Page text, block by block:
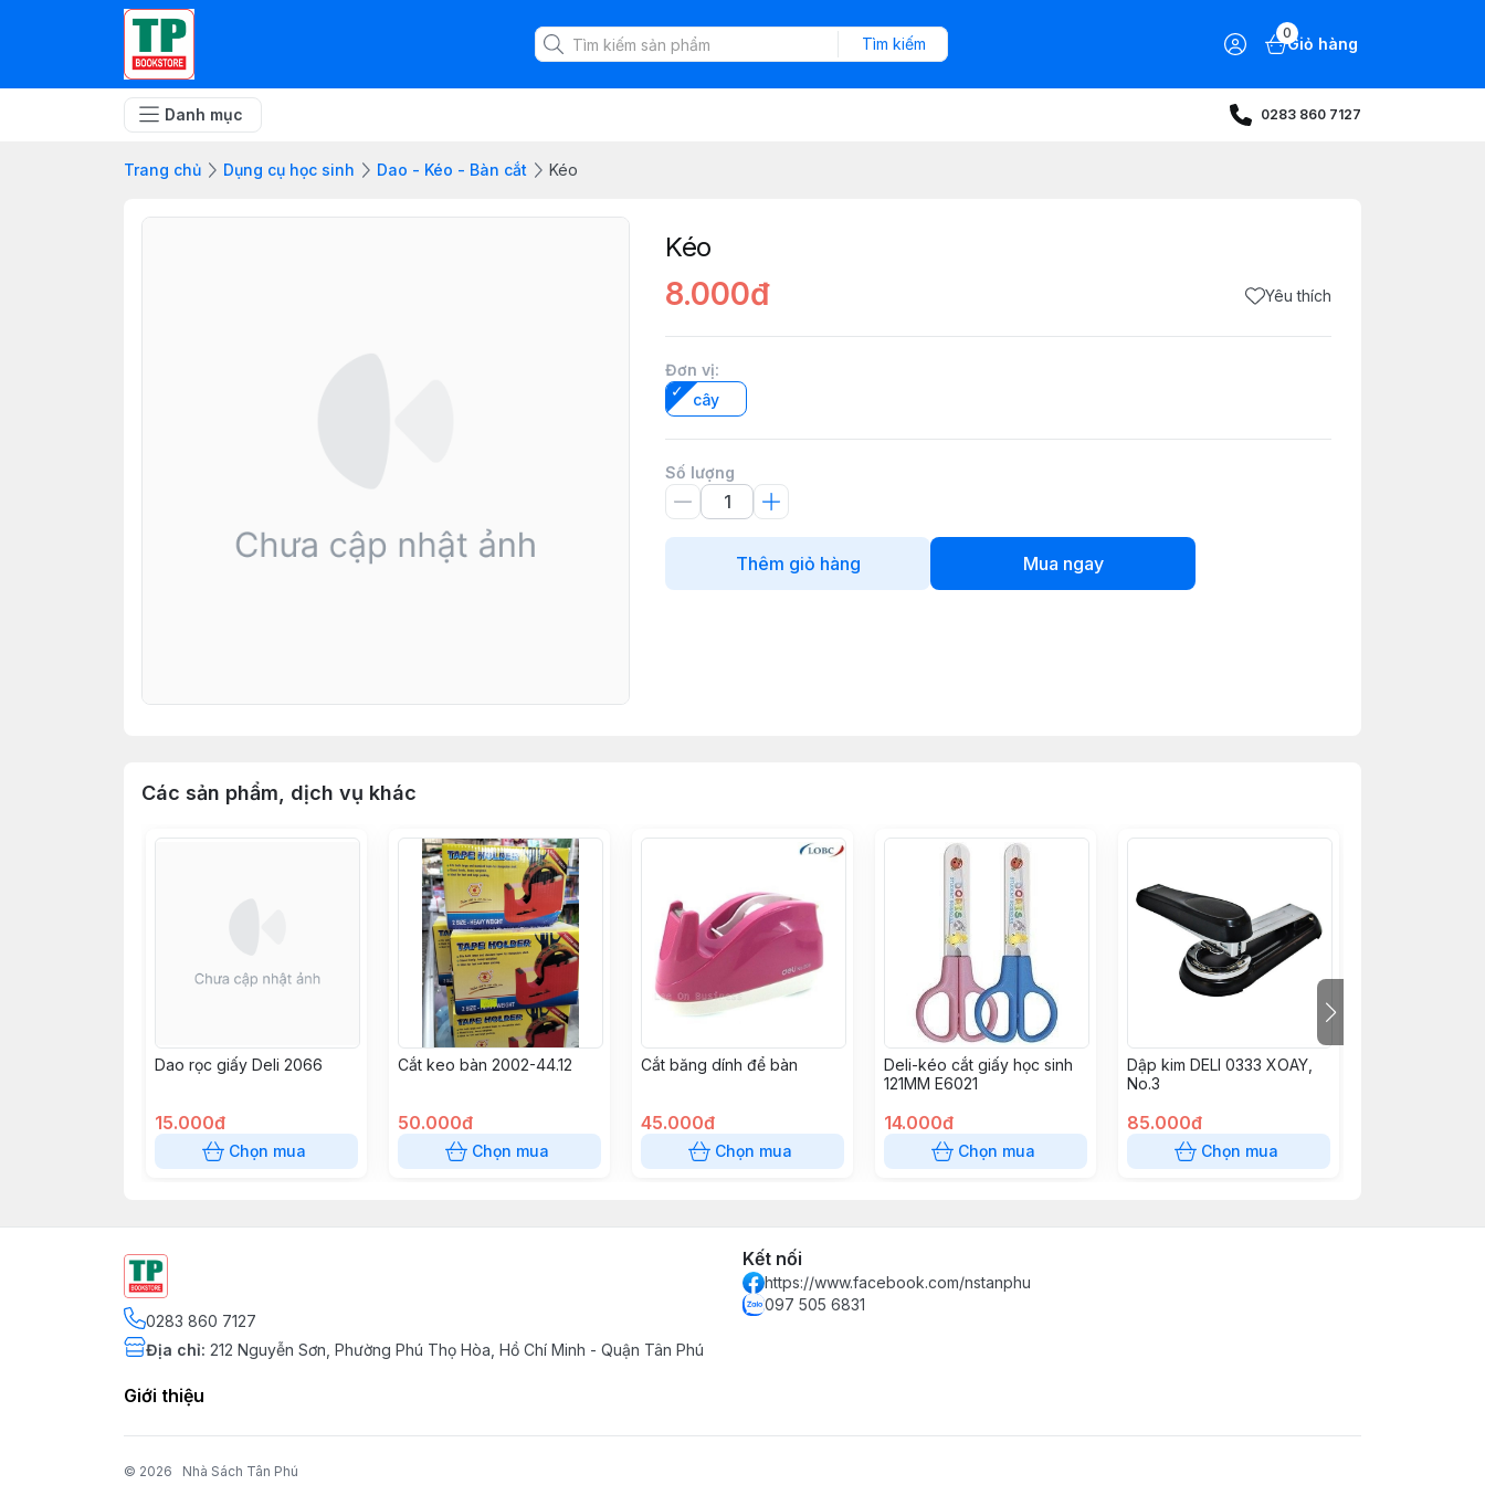
Tìm kiếm
0
Giỏ hàng
Danh mục 0283 860 7127
Trang chủ Dụng cụ học sinh Dao - Kéo - Bàn cắt Kéo
Kéo
8.000đ Yêu thích
Đơn vị:
cây
Số lượng
Thêm giỏ hàng Mua ngay
Các sản phẩm, dịch vụ khác
Dao rọc giấy Deli 2066
15.000đ
Chọn mua
Cắt keo bàn 2002-44.12
50.000đ
Chọn mua
Cắt băng dính để bàn
45.000đ
Chọn mua
Deli-kéo cắt giấy học sinh
121MM E6021
14.000đ
Chọn mua
Dập kim DELI 0333 XOAY,
No.3
85.000đ
Chọn mua
0283 860 7127
Địa chỉ: 212 Nguyễn Sơn, Phường Phú Thọ Hòa, Hồ Chí Minh - Quận Tân Phú
Kết nối
https://www.facebook.com/nstanphu
097 505 6831
Giới thiệu
© 2026 Nhà Sách Tân Phú